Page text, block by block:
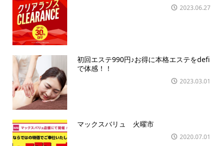
2023.06.27
初回エステ990円♪お得に本格エステをdefi
で体感！！
2023.03.01
マックスバリュ 火曜市
2020.07.01